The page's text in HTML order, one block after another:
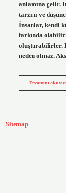
anlamına gelir.
tarzını ve
İnsanlar, kendi
farkında
oluşturabilirler.
neden olmaz.
Devamını
Sitemap